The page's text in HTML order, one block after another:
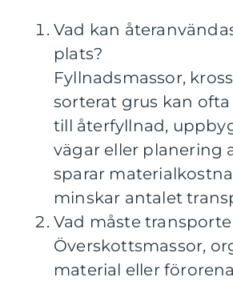
Vad kan
plats?
Fyllnadsmassor,
sorterat grus kan
till återfyllnad,
vägar eller planering
sparar
minskar antalet
Vad måste
Överskottsmassor,
material eller